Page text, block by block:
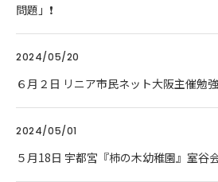
問題」❗
2024/05/20
６月２日 リニア市民ネット大阪主催勉
2024/05/01
５月18日 宇都宮『柿の木幼稚園』室谷